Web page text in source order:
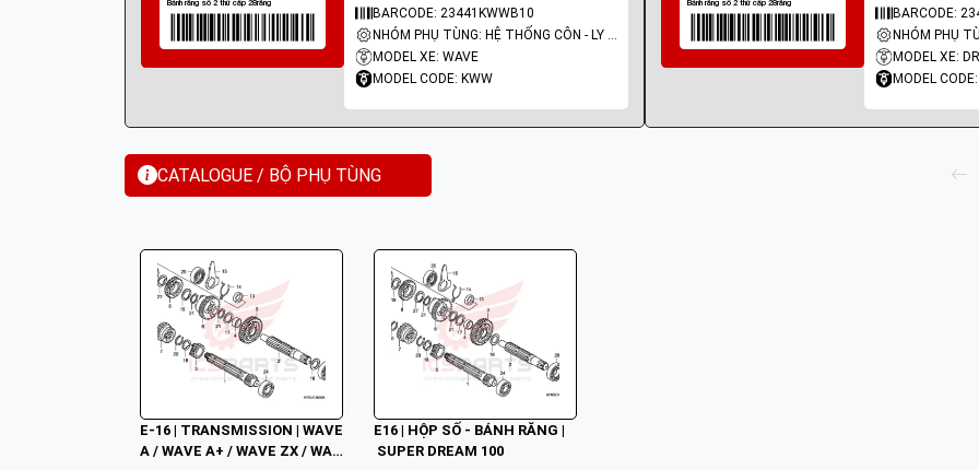
BARCODE: 23441KWWB10
NHÓM PHỤ TÙNG: HỆ THỐNG CÔN - LY HỢP - TRỤC SỐ - BÁNH RĂNG
MODEL XE: WAVE
MODEL CODE: KWW
BARCODE:
MODEL XE:
MODEL CODE:
CATALOGUE / BỘ PHỤ TÙNG
E-16 | TRANSMISSION | WAVE
A / WAVE A+ / WAVE ZX / WAV
E16 | HỘP SỐ - BÁNH RĂNG |
SUPER DREAM 100